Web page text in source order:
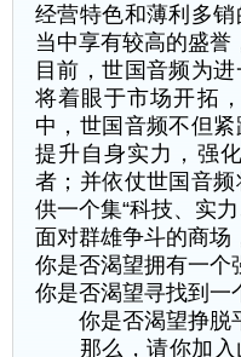
经营特色和薄利多
当中享有较高的盛誉
目前，世国音频为
将着眼于市场开拓
中，世国音频不但
提升自身实力，强
者；并依仗世国音
供一个集“科技、实
面对群雄争斗的商场
你是否渴望拥有一个
你是否渴望寻找到一
你是否渴望挣脱
那么，请你加入